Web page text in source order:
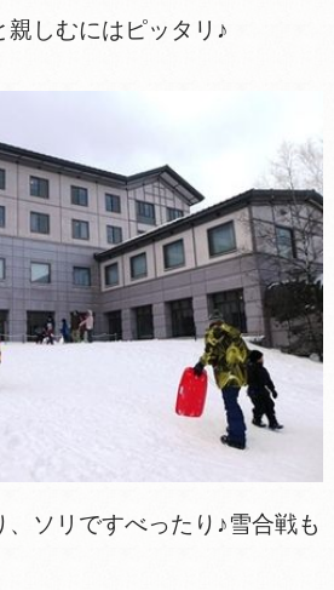
しむにはピッタリ♪
、ソリですべったり♪雪合戦も